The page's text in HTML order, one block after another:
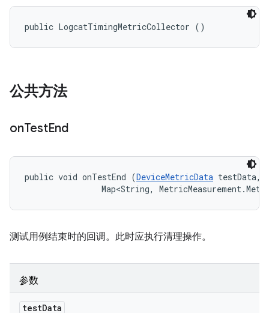
public LogcatTimingMetricCollector ()
公共方法
onTestEnd
public void onTestEnd (DeviceMetricData testData,
Map<String,
测试用例结束时的回调。此时应执行清理操作。
参数
testData